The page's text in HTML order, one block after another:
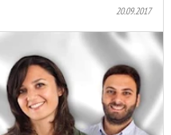
20.09.2017